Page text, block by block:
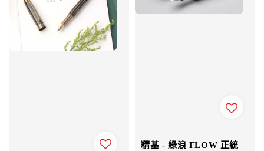
精基 - 綠浪 FLOW 正統